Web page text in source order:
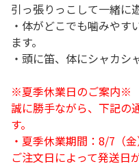
引っ張りっこして一緒に
・体がどこでも噛みやす
ます。
・頭に笛、体にシャカシ
※夏季休業日のご案内※
誠に勝手ながら、下記の
す。
・夏季休業期間：8/7（金
ご注文日によって発送日